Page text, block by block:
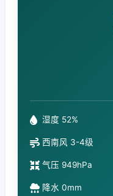
湿度 52%
西南风 3-4级
气压 949hPa
降水 0mm